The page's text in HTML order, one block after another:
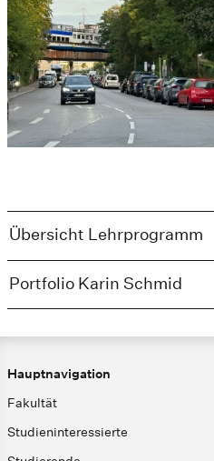
Übersicht Lehrprogramm
Portfolio Karin Schmid
Hauptnavigation
Fakultät
Studieninteressierte